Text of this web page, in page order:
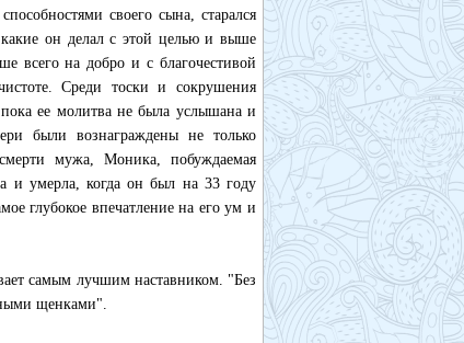
своего сына, старался
он делал с этой целью и выше
всего на добро и с благочестивой
Среди тоски и сокрушения
ее молитва не была услышана и
были вознаграждены не только
мужа, Моника, побуждаемая
и умерла, когда он был на 33 году
глубокое впечатление на его ум и
самым лучшим наставником. "Без
щенками".